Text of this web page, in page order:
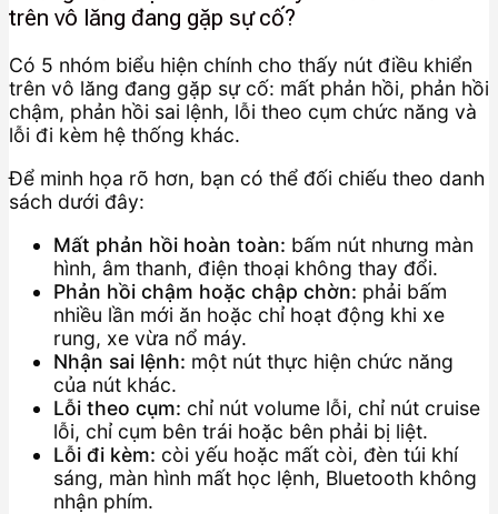
trên vô lăng đang gặp sự cố?
Có 5 nhóm biểu hiện chính cho thấy nút điều khiển
trên vô lăng đang gặp sự cố: mất phản hồi, phản hồi
chậm, phản hồi sai lệnh, lỗi theo cụm chức năng và
lỗi đi kèm hệ thống khác.
Để minh họa rõ hơn, bạn có thể đối chiếu theo danh
sách dưới đây:
Mất phản hồi hoàn toàn: bấm nút nhưng màn
hình, âm thanh, điện thoại không thay đổi.
Phản hồi chậm hoặc chập chờn: phải bấm
nhiều lần mới ăn hoặc chỉ hoạt động khi xe
rung, xe vừa nổ máy.
Nhận sai lệnh: một nút thực hiện chức năng
của nút khác.
Lỗi theo cụm: chỉ nút volume lỗi, chỉ nút cruise
lỗi, chỉ cụm bên trái hoặc bên phải bị liệt.
Lỗi đi kèm: còi yếu hoặc mất còi, đèn túi khí
sáng, màn hình mất học lệnh, Bluetooth không
nhận phím.